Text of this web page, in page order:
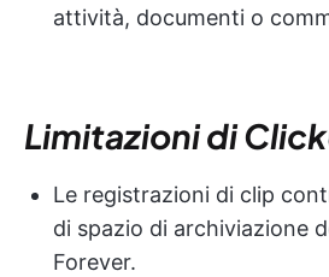
attività, documenti o
Limitazioni di
Le registrazioni di clip
di spazio di archiviazione
Forever.